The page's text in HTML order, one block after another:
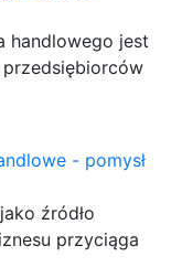
handlowego jest
- pomysł
źródło
przyciąga